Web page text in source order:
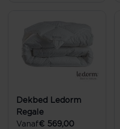
Dekbed Ledorm
Regale
Vanaf€ 569,00